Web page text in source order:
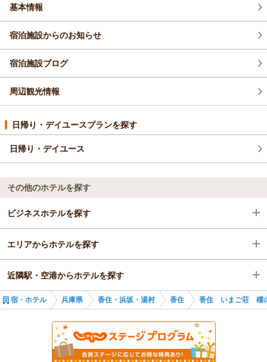
基本情報
宿泊施設からのお知らせ
宿泊施設ブログ
周辺観光情報
日帰り・デイユースプランを探す
日帰り・デイユース
その他のホテルを探す
ビジネスホテルを探す
兵庫県
エリアからホテルを探す
兵庫県
香住・浜坂・湯村
近隣駅・空港からホテルを探す
柴山駅
宿・ホテル 兵庫県 香住・浜坂・湯村 香住 香住 いまご荘 櫂